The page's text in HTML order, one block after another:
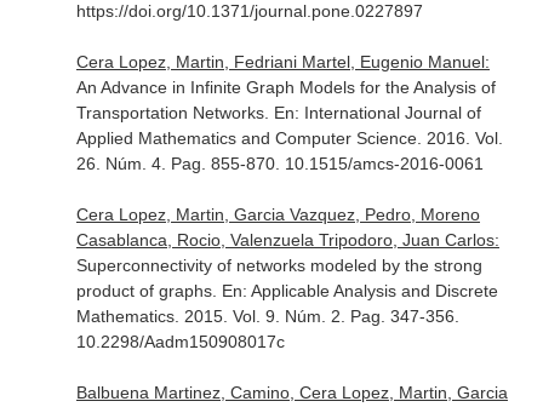
https://doi.org/10.1371/journal.pone.0227897
Cera Lopez, Martin, Fedriani Martel, Eugenio Manuel:
An Advance in Infinite Graph Models for the Analysis of
Transportation Networks. En: International Journal of
Applied Mathematics and Computer Science. 2016. Vol.
26. Núm. 4. Pag. 855-870. 10.1515/amcs-2016-0061
Cera Lopez, Martin, Garcia Vazquez, Pedro, Moreno
Casablanca, Rocio, Valenzuela Tripodoro, Juan Carlos:
Superconnectivity of networks modeled by the strong
product of graphs. En: Applicable Analysis and Discrete
Mathematics. 2015. Vol. 9. Núm. 2. Pag. 347-356.
10.2298/Aadm150908017c
Balbuena Martinez, Camino, Cera Lopez, Martin, Garcia